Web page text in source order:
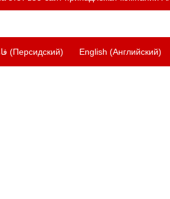
(Персидский) English (Английский)